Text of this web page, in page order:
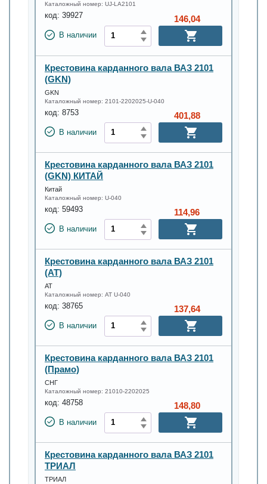
Каталожный номер: UJ-LA2101
код: 39927
В наличии
146,04
Крестовина карданного вала ВАЗ 2101
(GKN)
GKN
Каталожный номер: 2101-2202025-U-040
код: 8753
В наличии
401,88
Крестовина карданного вала ВАЗ 2101
(GKN) КИТАЙ
Китай
Каталожный номер: U-040
код: 59493
В наличии
114,96
Крестовина карданного вала ВАЗ 2101
(АТ)
АТ
Каталожный номер: AT U-040
код: 38765
В наличии
137,64
Крестовина карданного вала ВАЗ 2101
(Прамо)
СНГ
Каталожный номер: 21010-2202025
код: 48758
В наличии
148,80
Крестовина карданного вала ВАЗ 2101
ТРИАЛ
ТРИАЛ